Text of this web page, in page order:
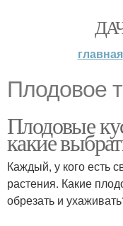
главная
Плодовое
Плодовые
какие
Каждый, у кого есть
растения. Какие
обрезать и